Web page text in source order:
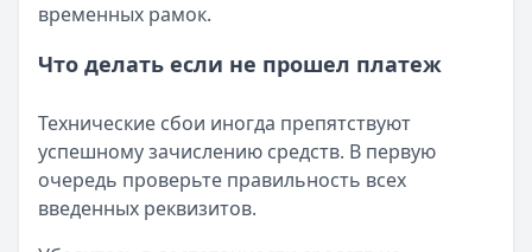
временных рамок.
Что делать если не прошел платеж
Технические сбои иногда препятствуют
успешному зачислению средств. В первую
очередь проверьте правильность всех
введенных реквизитов.